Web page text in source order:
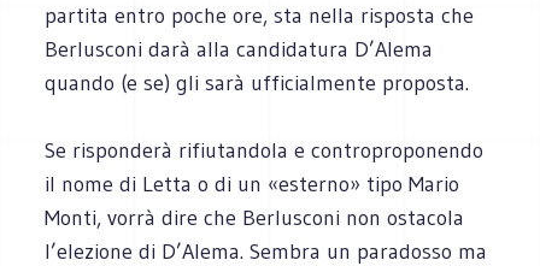
partita entro poche ore, sta nella risposta che
Berlusconi darà alla candidatura D’Alema
quando (e se) gli sarà ufficialmente proposta.
Se risponderà rifiutandola e controproponendo
il nome di Letta o di un «esterno» tipo Mario
Monti, vorrà dire che Berlusconi non ostacola
l’elezione di D’Alema. Sembra un paradosso ma